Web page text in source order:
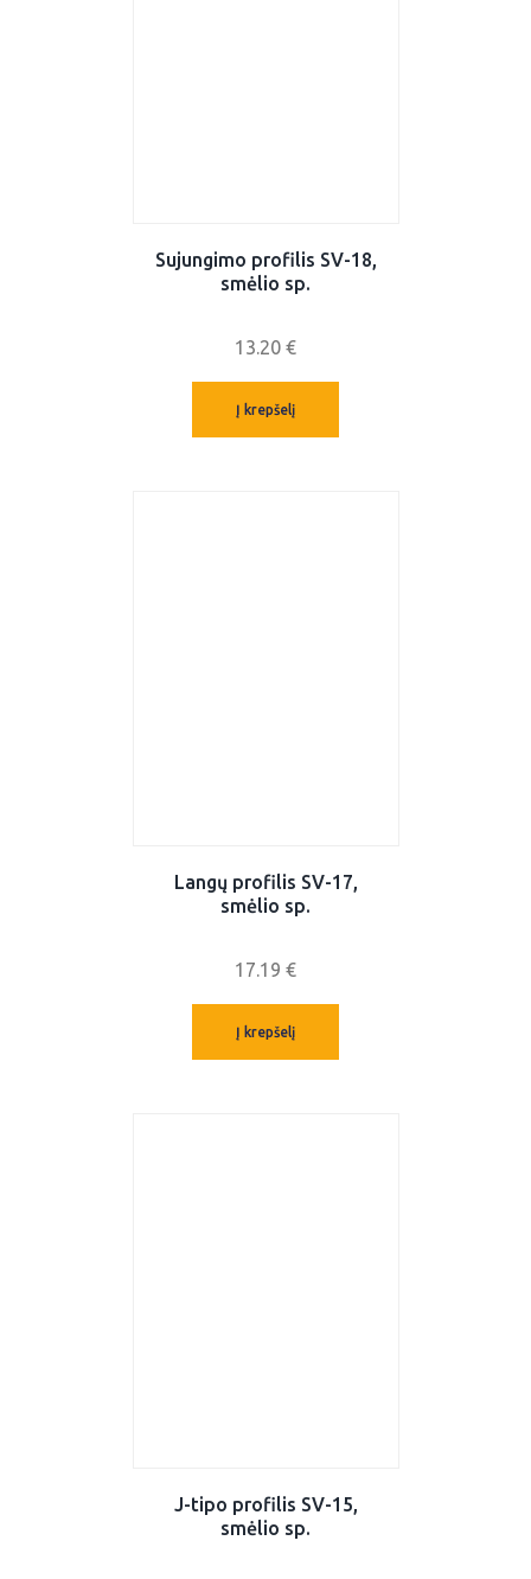
Sujungimo profilis SV-18,
smėlio sp.
13.20 €
Į krepšelį
Langų profilis SV-17,
smėlio sp.
17.19 €
Į krepšelį
J-tipo profilis SV-15,
smėlio sp.